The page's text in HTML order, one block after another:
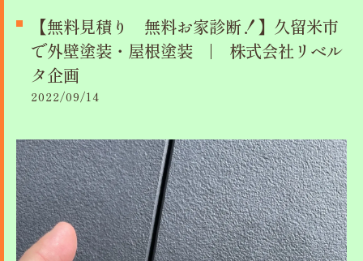
【無料見積り 無料お家診断！】久留米市
で外壁塗装・屋根塗装 | 株式会社リベル
タ企画
2022/09/14